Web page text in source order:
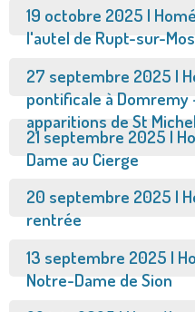
Afficher
19 octobre 2025 |
l'autel de Rupt-sur-
Afficher
27 septembre 2025 |
pontificale à
apparitions de St
Afficher
21 septembre 2025 |
Dame au Cierge
Afficher
20 septembre 2025 |
rentrée
Afficher
13 septembre 2025 |
Notre-Dame de Sion